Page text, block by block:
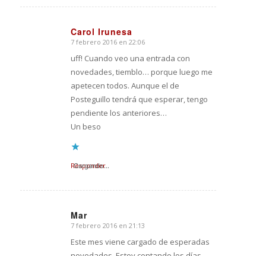
Carol Irunesa
Dice:
7 febrero 2016 en 22:06
uff! Cuando veo una entrada con
novedades, tiemblo… porque luego me
apetecen todos. Aunque el de
Posteguillo tendrá que esperar, tengo
pendiente los anteriores…
Un beso
Cargando...
Responder
Mar
Dice:
7 febrero 2016 en 21:13
Este mes viene cargado de esperadas